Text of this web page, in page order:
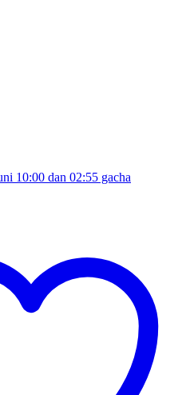
10:00 dan 02:55 gacha